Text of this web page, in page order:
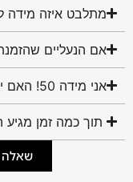
מתלבט איזה מידה
אם הנעליים
אני מידה 50! האם יש לכם נעליים במידה שלי?
תוך כמה זמן
שאלה